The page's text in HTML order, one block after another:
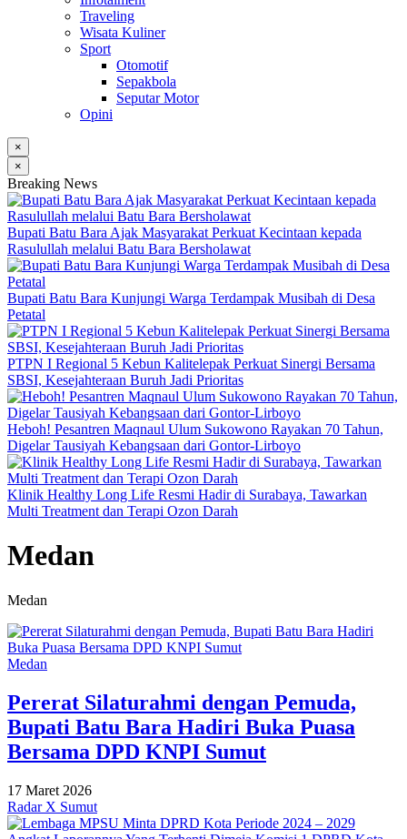
Traveling
Wisata Kuliner
Sport
Otomotif
Sepakbola
Seputar Motor
Opini
×
×
Breaking News
Bupati Batu Bara Ajak Masyarakat Perkuat Kecintaan kepada
Rasulullah melalui Batu Bara Bersholawat
Bupati Batu Bara Kunjungi Warga Terdampak Musibah di Desa
Petatal
PTPN I Regional 5 Kebun Kalitelepak Perkuat Sinergi Bersama
SBSI, Kesejahteraan Buruh Jadi Prioritas
Heboh! Pesantren Maqnaul Ulum Sukowono Rayakan 70 Tahun,
Digelar Tausiyah Kebangsaan dari Gontor-Lirboyo
Klinik Healthy Long Life Resmi Hadir di Surabaya, Tawarkan
Multi Treatment dan Terapi Ozon Darah
Medan
Medan
Medan
Pererat Silaturahmi dengan Pemuda,
Bupati Batu Bara Hadiri Buka Puasa
Bersama DPD KNPI Sumut
17 Maret 2026
Radar X Sumut